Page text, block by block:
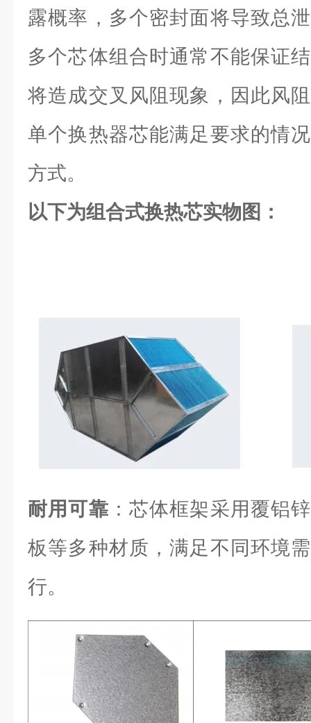
露概率，多个密封面将导致总
多个芯体组合时通常不能保证
将造成交叉风阻现象，因此风
单个换热器芯能满足要求的情
方式。
以下为组合式换热芯实物图：
耐用可靠 ：芯体框架采用覆铝
板等多种材质，满足不同环境
行。